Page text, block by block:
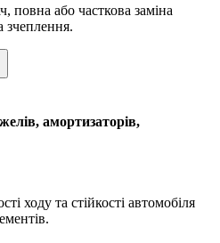
повна або часткова заміна
зчеплення.
амортизаторів,
ходу та стійкості автомобіля